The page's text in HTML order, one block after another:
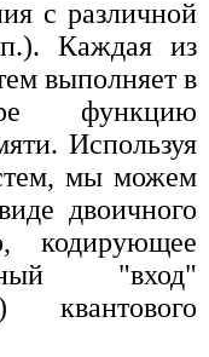
с различной
Каждая из
выполняет в
функцию
Используя
мы можем
двоичного
кодирующее
"вход"
квантового